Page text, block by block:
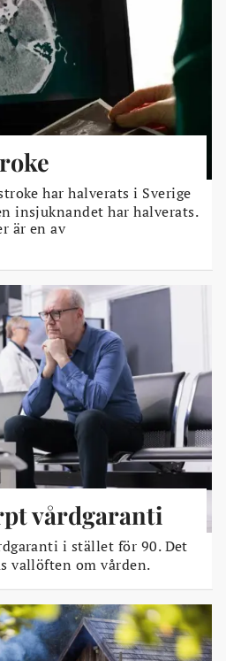
har halverats i Sverige
insjuknandet har halverats.
är en av
vårdgaranti
i stället för 90. Det
vallöften om vården.